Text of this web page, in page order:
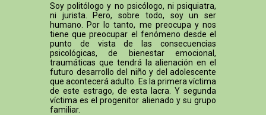
Soy politólogo y no psicólogo, ni psiquiatra,
ni jurista. Pero, sobre todo, soy un ser
humano. Por lo tanto, me preocupa y nos
tiene que preocupar el fenómeno desde el
punto de vista de las consecuencias
psicológicas, de bienestar emocional,
traumáticas que tendrá la alienación en el
futuro desarrollo del niño y del adolescente
que acontecerá adulto. Es la primera víctima
de este estrago, de esta lacra. Y segunda
víctima es el progenitor alienado y su grupo
familiar.